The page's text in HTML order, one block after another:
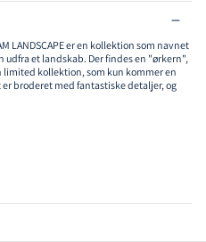
LANDSCAPE er en kollektion som navnet
udfra et landskab. Der findes en "ørkern",
limited kollektion, som kun kommer en
broderet med fantastiske detaljer, og